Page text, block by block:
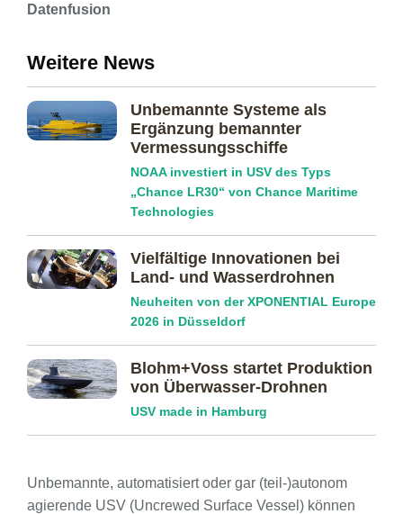
Datenfusion
Weitere News
Unbemannte Systeme als
Ergänzung bemannter
Vermessungsschiffe
NOAA investiert in USV des Typs
„Chance LR30“ von Chance Maritime
Technologies
Vielfältige Innovationen bei
Land- und Wasserdrohnen
Neuheiten von der XPONENTIAL Europe
2026 in Düsseldorf
Blohm+Voss startet Produktion
von Überwasser-Drohnen
USV made in Hamburg
Unbemannte, automatisiert oder gar (teil-)autonom
agierende USV (Uncrewed Surface Vessel) können